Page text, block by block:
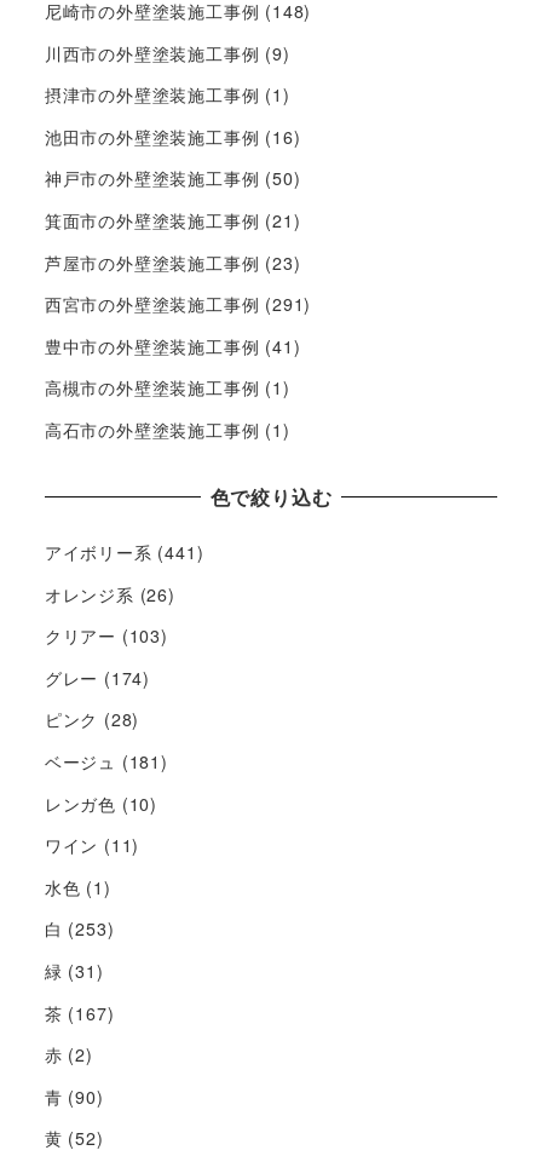
尼崎市の外壁塗装施工事例 (148)
川西市の外壁塗装施工事例 (9)
摂津市の外壁塗装施工事例 (1)
池田市の外壁塗装施工事例 (16)
神戸市の外壁塗装施工事例 (50)
箕面市の外壁塗装施工事例 (21)
芦屋市の外壁塗装施工事例 (23)
西宮市の外壁塗装施工事例 (291)
豊中市の外壁塗装施工事例 (41)
高槻市の外壁塗装施工事例 (1)
高石市の外壁塗装施工事例 (1)
色で絞り込む
アイボリー系 (441)
オレンジ系 (26)
クリアー (103)
グレー (174)
ピンク (28)
ベージュ (181)
レンガ色 (10)
ワイン (11)
水色 (1)
白 (253)
緑 (31)
茶 (167)
赤 (2)
青 (90)
黄 (52)